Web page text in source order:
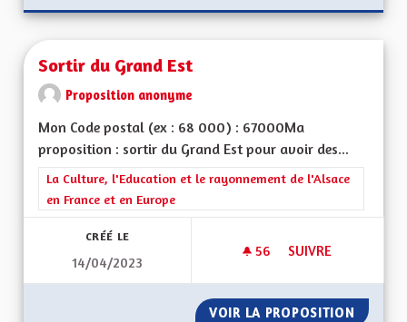
Sortir du Grand Est
Proposition anonyme
Mon Code postal (ex : 68 000) : 67000Ma
proposition : sortir du Grand Est pour avoir des...
Filtrer les résultats de la catégorie : La Culture, l'Education et
La Culture, l'Education et le rayonnement de l'Alsace
en France et en Europe
CRÉÉ LE
14/04/2023
56 56 ABONNÉS
SUIVRE
VOIR LA PROPOSITION